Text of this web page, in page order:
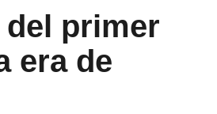
del primer
era de